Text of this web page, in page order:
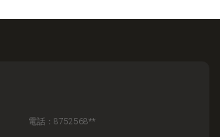
電話：8752568**